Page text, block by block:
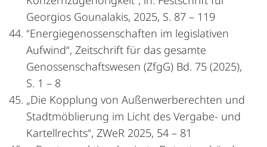
Georgios Gounalakis, 2025, S. 87 – 119
“Energiegenossenschaften im legislativen
Aufwind“, Zeitschrift für das gesamte
Genossenschaftswesen (ZfgG) Bd. 75 (2025),
S. 1 – 8
„Die Kopplung von Außenwerberechten und
Stadtmöblierung im Licht des Vergabe- und
Kartellrechts“, ZWeR 2025, 54 – 81